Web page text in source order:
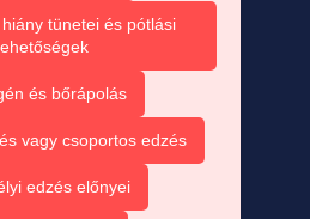
tünetei és pótlási
és bőrápolás
vagy csoportos edzés
edzés előnyei